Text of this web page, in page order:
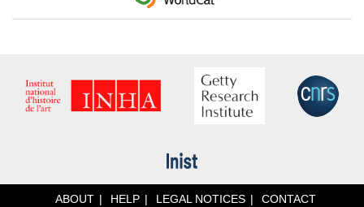
ABOUT HELP LEGAL NOTICES CONTACT